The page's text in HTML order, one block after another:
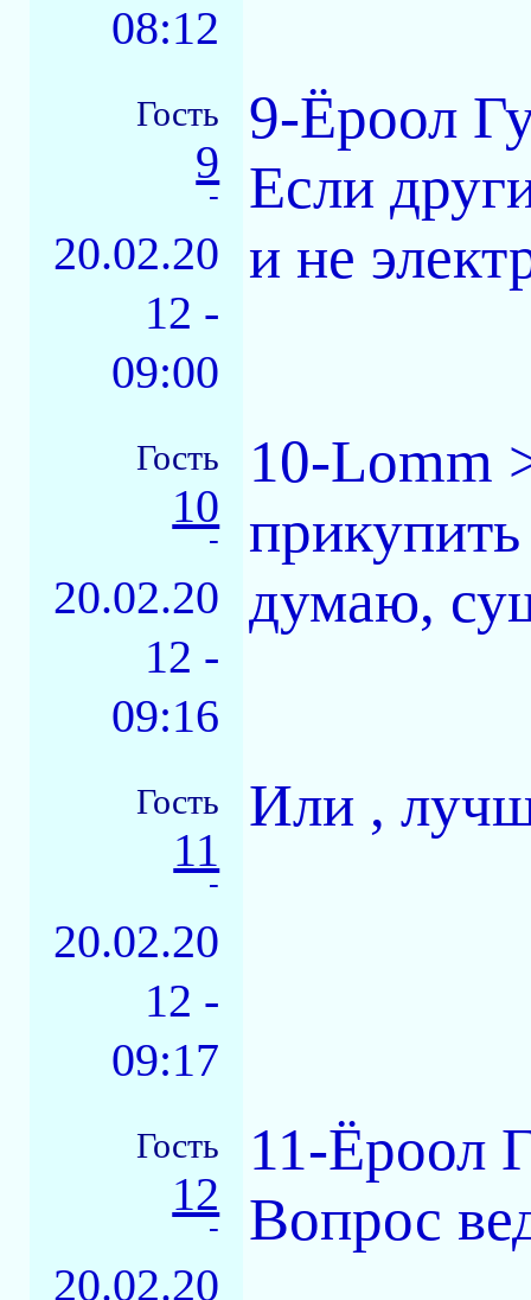
08:12
Гость
9
-
20.02.20
12 -
09:00
9-Ёроол
Если
и не
Гость
10
-
20.02.20
12 -
09:16
10-Lomm
думаю,
Гость
11
-
20.02.20
12 -
09:17
Или ,
Гость
12
-
20.02.20
11-Ёроол
Вопрос